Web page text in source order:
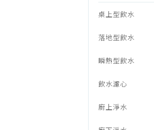
廚衛
廚房家
桌上型飲水
落地型飲水
瞬熱型飲水
飲水濾心
廚上淨水